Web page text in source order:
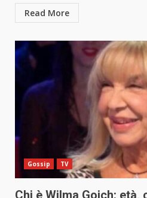
Read More
Gossip TV
Chi è Wilma Goich: età,